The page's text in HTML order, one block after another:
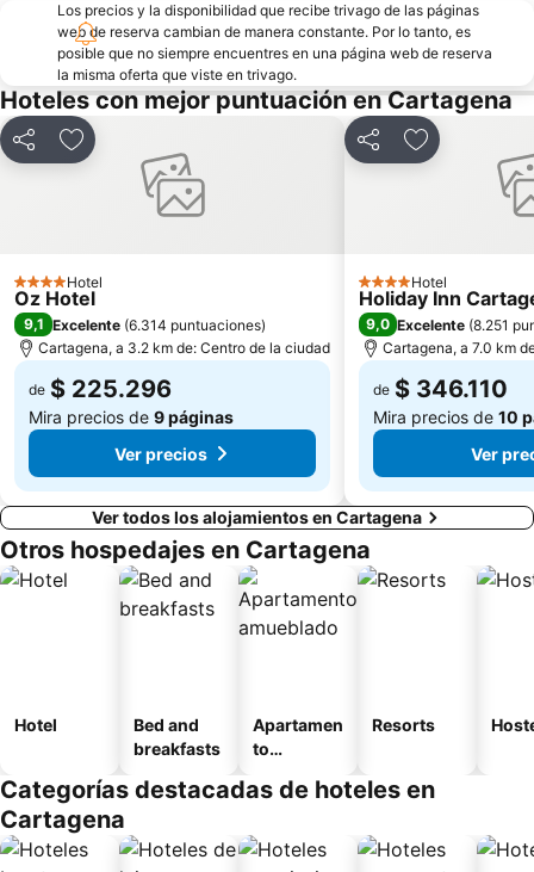
Museo de Arte Moderno
Teatro Colón
Los precios y la disponibilidad que recibe trivago de las páginas
web de reserva cambian de manera constante. Por lo tanto, es
posible que no siempre encuentres en una página web de reserva
la misma oferta que viste en trivago.
Hoteles con mejor puntuación en Cartagena
CompartirAgregar a favoritos
4 Estrellas
Hotel
Oz Hotel
9,1 Excelente (6.314 puntuaciones)
Cartagena, a 3.2 km de: Centro de la ciudad
de $ 225.296
Mira precios de 9 páginas
Ver precios
CompartirAgregar a
4 Estrellas
Hotel
Holiday Inn
9,0 Excelente (8.251
Cartagena, a 7.0 km
de $ 346.110
Mira precios de 10
Ver
Ver todos los alojamientos en Cartagena
Otros hospedajes en Cartagena
Hotel
Bed and
breakfasts
Apartamen
to
o
Resorts
Categorías destacadas de hoteles en
Cartagena